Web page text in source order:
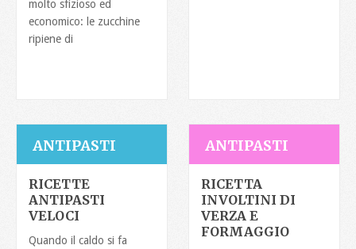
molto sfizioso ed
economico: le zucchine
ripiene di
ANTIPASTI
RICETTE
ANTIPASTI
VELOCI
Quando il caldo si fa
ANTIPASTI
RICETTA
INVOLTINI DI
VERZA E
FORMAGGIO